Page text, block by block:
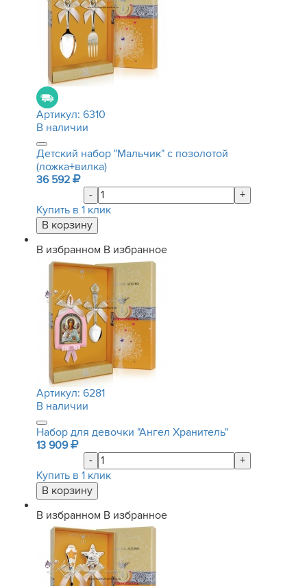
Артикул: 6310
В наличии
Детский набор "Мальчик" с позолотой
(ложка+вилка)
36 592
-
+
Купить в 1 клик
В избранном В избранное
Артикул: 6281
В наличии
Набор для девочки "Ангел Хранитель"
13 909
-
+
Купить в 1 клик
В избранном В избранное